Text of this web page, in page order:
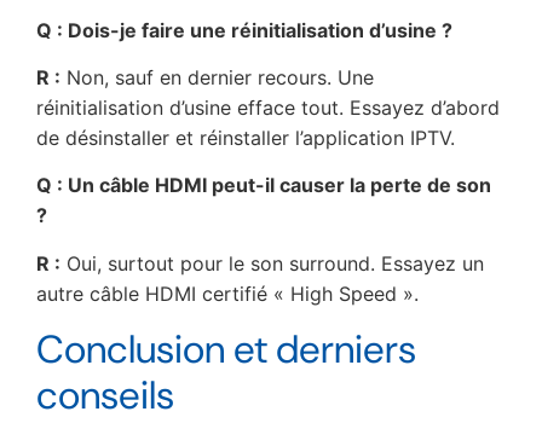
Q : Dois-je faire une réinitialisation d’usine ?
R : Non, sauf en dernier recours. Une
réinitialisation d’usine efface tout. Essayez d’abord
de désinstaller et réinstaller l’application IPTV.
Q : Un câble HDMI peut-il causer la perte de son
?
R : Oui, surtout pour le son surround. Essayez un
autre câble HDMI certifié « High Speed ».
Conclusion et derniers
conseils